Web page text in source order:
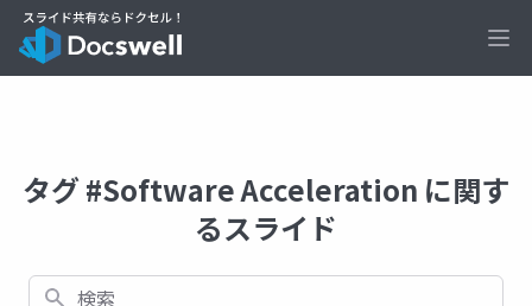
タグ #Software Acceleration に関す
るスライド
検索